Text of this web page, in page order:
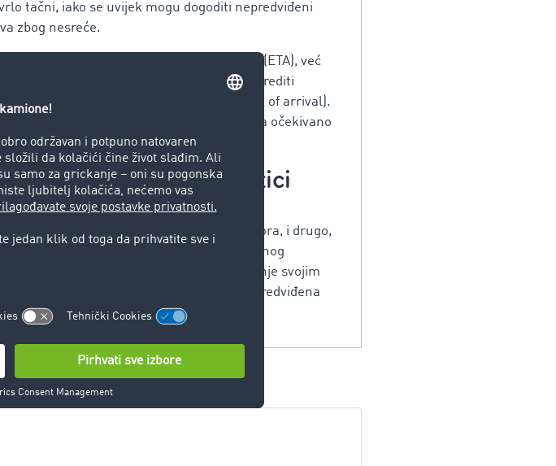
tačni, iako se uvijek mogu dogoditi nepredviđeni
zbog nesreće.
ne koristite procijenjeno vrijeme dolaska (ETA), već
(estimated time en route). A ako želite odrediti
za stvarno vrijeme dolaska (actual time of arrival).
polaska. Ovo zauzvrat označava očekivano
dolaska (ETA) u logistici
su ove informacije važne za različite
mora pridržavati vremena vožnje i odmora, i drugo,
Konačno, tačan izračun predviđenog
mogao shodno tome koordinirati upravljanje svojim
zainteresovanim stranama da prate predviđena